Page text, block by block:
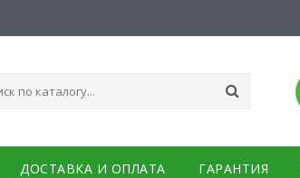
ДОСТАВКА И ОПЛАТА ГАРАНТИЯ